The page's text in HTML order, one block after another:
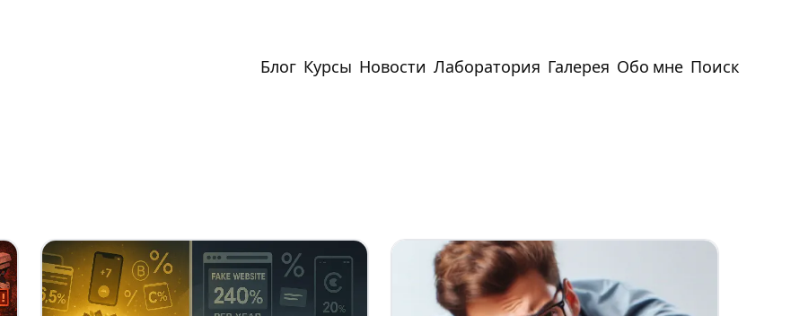
Блог Курсы Новости Лаборатория Галерея Обо мне Поиск